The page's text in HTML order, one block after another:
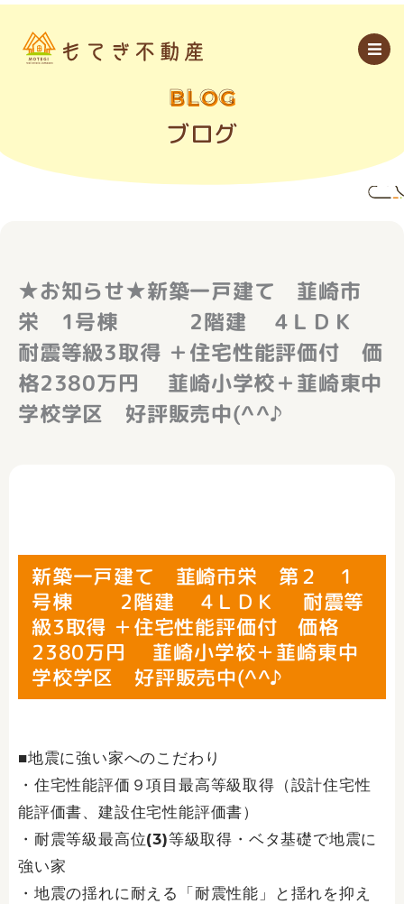
内
BLOG
ブログ
★お知らせ★新築一戸建て 韮崎市
栄 1号棟 2階建 4ＬＤＫ
耐震等級3取得 ＋住宅性能評価付 価
格2380万円 韮崎小学校＋韮崎東中
学校学区 好評販売中(^^♪
新築一戸建て 韮崎市栄 第２ 1
号棟 2階建 4ＬＤＫ 耐震等
級3取得 ＋住宅性能評価付 価格
2380万円 韮崎小学校＋韮崎東中
学校学区 好評販売中(^^♪
■地震に強い家へのこだわり
・住宅性能評価９項目最高等級取得（設計住宅性
能評価書、建設住宅性能評価書）
・耐震等級最高位(3)等級取得・ベタ基礎で地震に
強い家
・地震の揺れに耐える「耐震性能」と揺れを抑え